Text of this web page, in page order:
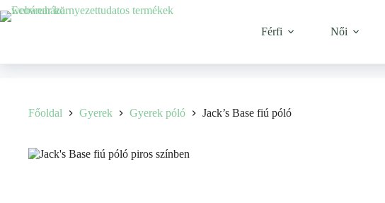
Férfi Női
Főoldal Gyerek Gyerek póló Jack’s Base fiú póló